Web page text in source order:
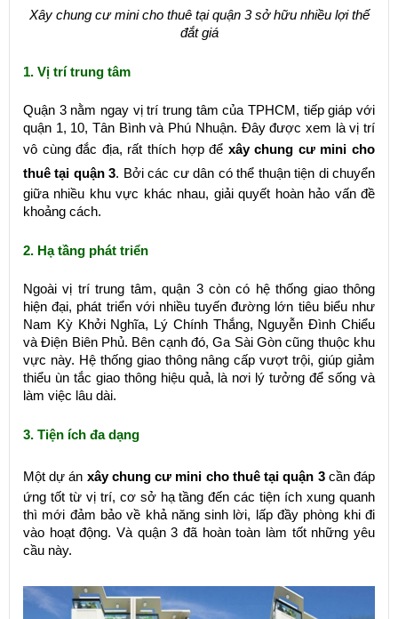
Xây chung cư mini cho thuê tại quận 3 sở hữu nhiều lợi thế
đắt giá
1. Vị trí trung tâm
Quận 3 nằm ngay vị trí trung tâm của TPHCM, tiếp giáp với
quận 1, 10, Tân Bình và Phú Nhuận. Đây được xem là vị trí
vô cùng đắc địa, rất thích hợp để xây chung cư mini cho
thuê tại quận 3. Bởi các cư dân có thể thuận tiện di chuyển
giữa nhiều khu vực khác nhau, giải quyết hoàn hảo vấn đề
khoảng cách.
2. Hạ tầng phát triển
Ngoài vị trí trung tâm, quận 3 còn có hệ thống giao thông
hiện đại, phát triển với nhiều tuyến đường lớn tiêu biểu như
Nam Kỳ Khởi Nghĩa, Lý Chính Thắng, Nguyễn Đình Chiểu
và Điện Biên Phủ. Bên cạnh đó, Ga Sài Gòn cũng thuộc khu
vực này. Hệ thống giao thông nâng cấp vượt trội, giúp giảm
thiểu ùn tắc giao thông hiệu quả, là nơi lý tưởng để sống và
làm việc lâu dài.
3. Tiện ích đa dạng
Một dự án xây chung cư mini cho thuê tại quận 3 cần đáp
ứng tốt từ vị trí, cơ sở hạ tầng đến các tiện ích xung quanh
thì mới đảm bảo về khả năng sinh lời, lấp đầy phòng khi đi
vào hoạt động. Và quận 3 đã hoàn toàn làm tốt những yêu
cầu này.